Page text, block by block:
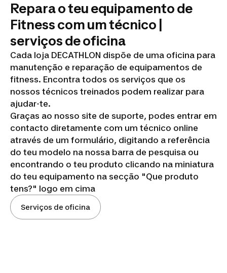
Repara o teu equipamento de
Fitness com um técnico |
serviços de oficina
Cada loja DECATHLON dispõe de uma oficina para
manutenção e reparação de equipamentos de
fitness. Encontra todos os serviços que os
nossos técnicos treinados podem realizar para
ajudar-te.
Graças ao nosso site de suporte, podes entrar em
contacto diretamente com um técnico online
através de um formulário, digitando a referência
do teu modelo na nossa barra de pesquisa ou
encontrando o teu produto clicando na miniatura
do teu equipamento na secção "Que produto
tens?" logo em cima
Serviços de oficina